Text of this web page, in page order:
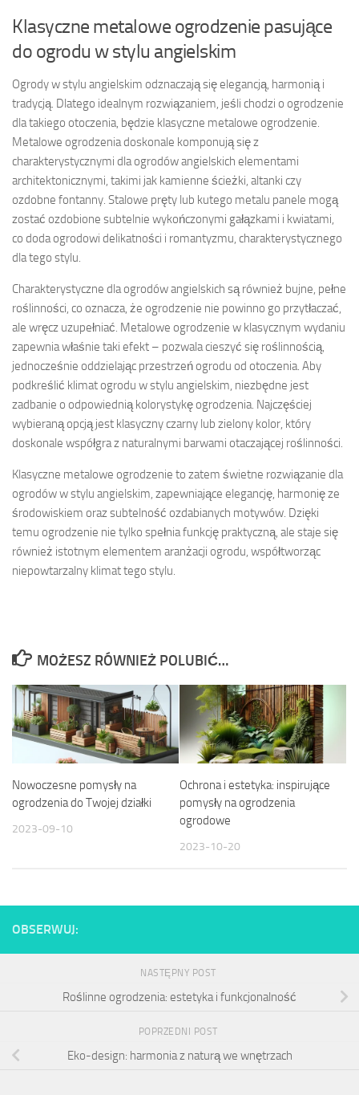
Klasyczne metalowe ogrodzenie pasujące
do ogrodu w stylu angielskim
Ogrody w stylu angielskim odznaczają się elegancją, harmonią i
tradycją. Dlatego idealnym rozwiązaniem, jeśli chodzi o ogrodzenie
dla takiego otoczenia, będzie klasyczne metalowe ogrodzenie.
Metalowe ogrodzenia doskonale komponują się z
charakterystycznymi dla ogrodów angielskich elementami
architektonicznymi, takimi jak kamienne ścieżki, altanki czy
ozdobne fontanny. Stalowe pręty lub kutego metalu panele mogą
zostać ozdobione subtelnie wykończonymi gałązkami i kwiatami,
co doda ogrodowi delikatności i romantyzmu, charakterystycznego
dla tego stylu.
Charakterystyczne dla ogrodów angielskich są również bujne, pełne
roślinności, co oznacza, że ogrodzenie nie powinno go przytłaczać,
ale wręcz uzupełniać. Metalowe ogrodzenie w klasycznym wydaniu
zapewnia właśnie taki efekt – pozwala cieszyć się roślinnością,
jednocześnie oddzielając przestrzeń ogrodu od otoczenia. Aby
podkreślić klimat ogrodu w stylu angielskim, niezbędne jest
zadbanie o odpowiednią kolorystykę ogrodzenia. Najczęściej
wybieraną opcją jest klasyczny czarny lub zielony kolor, który
doskonale współgra z naturalnymi barwami otaczającej roślinności.
Klasyczne metalowe ogrodzenie to zatem świetne rozwiązanie dla
ogrodów w stylu angielskim, zapewniające elegancję, harmonię ze
środowiskiem oraz subtelność ozdabianych motywów. Dzięki
temu ogrodzenie nie tylko spełnia funkcję praktyczną, ale staje się
również istotnym elementem aranżacji ogrodu, współtworząc
niepowtarzalny klimat tego stylu.
MOŻESZ RÓWNIEŻ POLUBIĆ…
Nowoczesne pomysły na
ogrodzenia do Twojej działki
2023-09-10
Ochrona i estetyka: inspirujące
pomysły na ogrodzenia
ogrodowe
2023-10-20
OBSERWUJ:
NASTĘPNY POST
Roślinne ogrodzenia: estetyka i funkcjonalność
POPRZEDNI POST
Eko-design: harmonia z naturą we wnętrzach